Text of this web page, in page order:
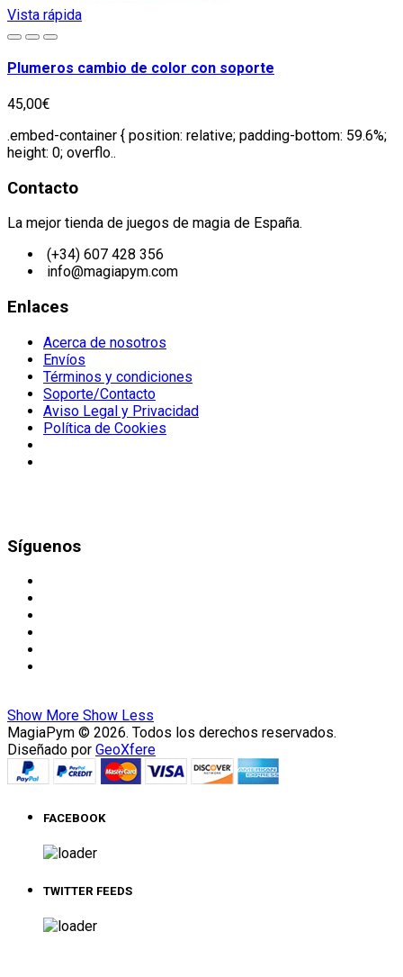
Vista rápida
Plumeros cambio de color con soporte
45,00€
.embed-container { position: relative; padding-bottom: 59.6%;
height: 0; overflo..
Contacto
La mejor tienda de juegos de magia de España.
(+34) 607 428 356
info@magiapym.com
Enlaces
Acerca de nosotros
Envíos
Términos y condiciones
Soporte/Contacto
Aviso Legal y Privacidad
Política de Cookies
Síguenos
Show More Show Less
MagiaPym © 2026. Todos los derechos reservados.
Diseñado por GeoXfere
FACEBOOK
TWITTER FEEDS